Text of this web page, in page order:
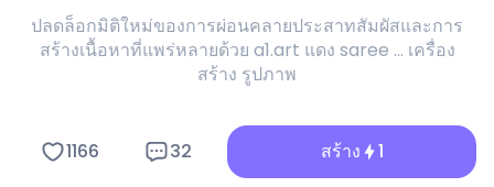
ปลดล็อกมิติใหม่ของการผ่อนคลายประสาทสัมผัสและการ
สร้างเนื้อหาที่แพร่หลายด้วย a1.art แดง saree ... เครื่อง
สร้าง รูปภาพ
1166 32 สร้าง 1